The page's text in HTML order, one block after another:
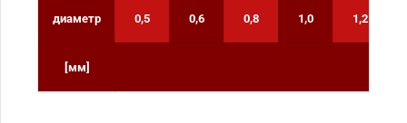
диаметр 0,5 0,6 0,8 1,0 1,2
[мм]